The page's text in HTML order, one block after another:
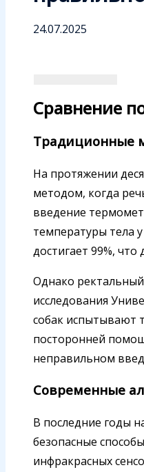
24.07.2025
Сравнение
Традиционные
На протяжении
методом, когда
введение
температуры тела
достигает 99%,
Однако
исследования
собак испытывают
посторонней
неправильном
Современные
В последние годы
безопасные
инфракрасных